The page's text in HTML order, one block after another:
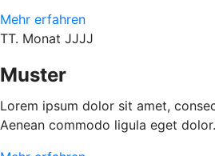
Mehr erfahren
TT. Monat JJJJ
Muster
Lorem ipsum dolor sit amet,
Aenean commodo ligula eget dolor.